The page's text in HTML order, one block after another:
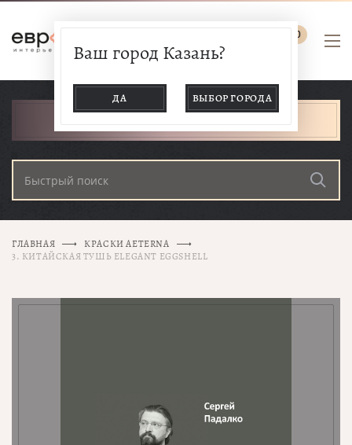
0
Ваш город Казань?
ДА ВЫБОР ГОРОДА
ГЛАВНАЯ
КРАСКИ AETERNA
3. КИТАЙСКАЯ ТУШЬ ELEGANT EGGSHELL